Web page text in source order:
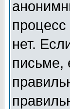
нет.
письме,